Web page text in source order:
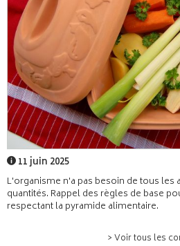
11 juin 2025
L'organisme n'a pas besoin de tous les
quantités. Rappel des règles de base
respectant la pyramide alimentaire.
> Voir tous les